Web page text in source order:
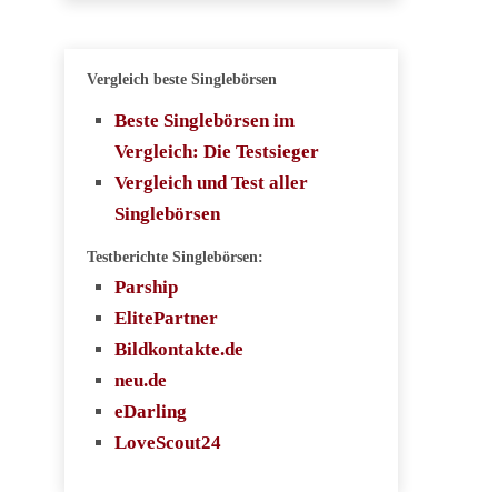
Vergleich beste Singlebörsen
Beste Singlebörsen im
Vergleich: Die Testsieger
Vergleich und Test aller
Singlebörsen
Testberichte Singlebörsen:
Parship
ElitePartner
Bildkontakte.de
neu.de
eDarling
LoveScout24